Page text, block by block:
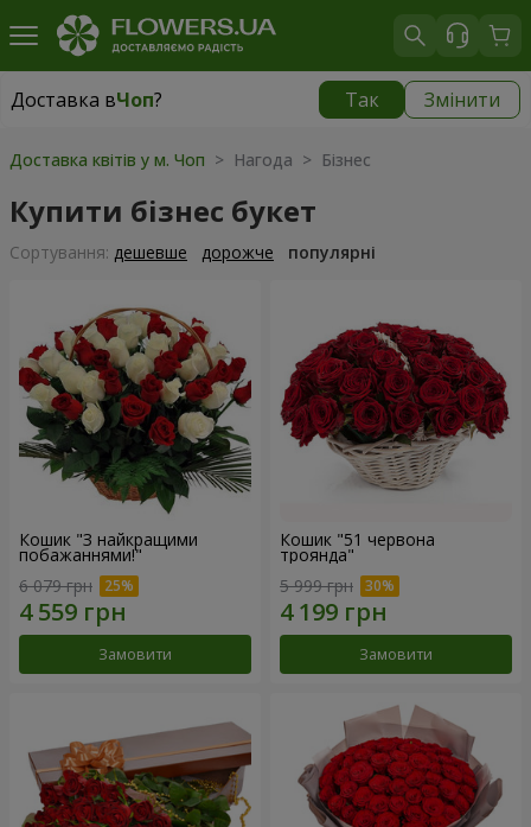
Доставка вЧоп? Так Змінити
Доставка вЧоп
Доставка квітів у м. Чоп > Нагода > Бізнес
Купити бізнес букет
Сортування: дешевше дорожче популярні
Кошик "З найкращими
побажаннями!"
6 079 грн
Замовити
Кошик "51 червона
троянда"
5 999 грн
Замовити